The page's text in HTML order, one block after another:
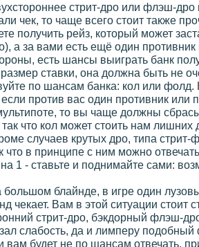
стрит-дро или флэш-
чек, то чаще всего стоит также
получить рейз, который может
а за вами есть ещё один
есть шансы выиграть банк
ставки, она должна быть не
по шансам банка: кол или
против вас один противник
то вы чаще должны
что кол может стоить нам
случаев крутых дро, типа
в принципе с ним можно
1 - ставьте и поднимайте сами:
блайнде, в игре один
чекает. Вам в этой ситуации стоит
стрит-дро, бэкдорный флэш-
слабость, да и лимперу
вам будет не по шансам отвечать,